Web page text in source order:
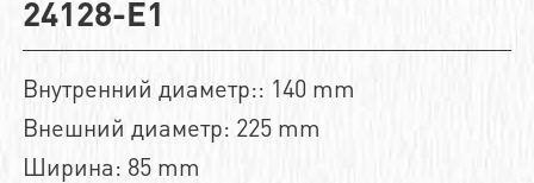
24128-E1
Внутренний диаметр:: 140 mm
Внешний диаметр: 225 mm
Ширина: 85 mm